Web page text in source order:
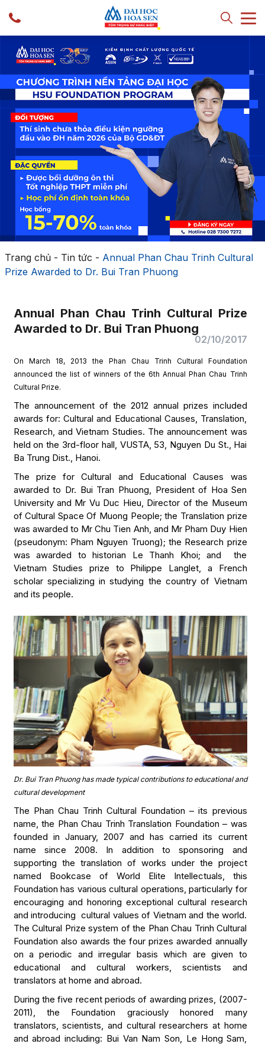
Trang chủ- Tin tức - Annual Phan Chau Trinh Cultural
Prize Awarded to Dr. Bui Tran Phuong
Annual Phan Chau Trinh Cultural Prize
Awarded to Dr. Bui Tran Phuong
02/10/2017
On March 18, 2013 the Phan Chau Trinh Cultural Foundation
announced the list of winners of the 6th Annual Phan Chau Trinh
Cultural Prize.
The announcement of the 2012 annual prizes included
awards for: Cultural and Educational Causes, Translation,
Research, and Vietnam Studies. The announcement was
held on the 3rd-floor hall, VUSTA, 53, Nguyen Du St., Hai
Ba Trung Dist., Hanoi.
The prize for Cultural and Educational Causes was
awarded to Dr. Bui Tran Phuong, President of Hoa Sen
University and Mr Vu Duc Hieu, Director of the Museum
of Cultural Space Of Muong People; the Translation prize
was awarded to Mr Chu Tien Anh, and Mr Pham Duy Hien
(pseudonym: Pham Nguyen Truong); the Research prize
was awarded to historian Le Thanh Khoi; and the
Vietnam Studies prize to Philippe Langlet, a French
scholar specializing in studying the country of Vietnam
and its people.
Dr. Bui Tran Phuong has made typical contributions to educational and
cultural development
The Phan Chau Trinh Cultural Foundation – its previous
name, the Phan Chau Trinh Translation Foundation – was
founded in January, 2007 and has carried its current
name since 2008. In addition to sponsoring and
supporting the translation of works under the project
named Bookcase of World Elite Intellectuals, this
Foundation has various cultural operations, particularly for
encouraging and honoring exceptional cultural research
and introducing cultural values of Vietnam and the world.
The Cultural Prize system of the Phan Chau Trinh Cultural
Foundation also awards the four prizes awarded annually
on a periodic and irregular basis which are given to
educational and cultural workers, scientists and
translators at home and abroad.
During the five recent periods of awarding prizes, (2007-
2011), the Foundation graciously honored many
translators, scientists, and cultural researchers at home
and abroad including: Bui Van Nam Son, Le Hong Sam,